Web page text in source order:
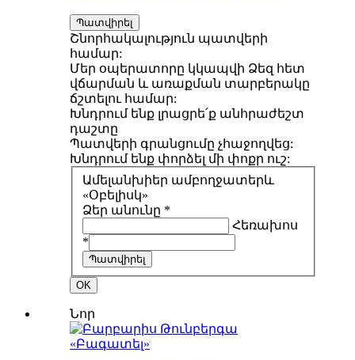
Պատվիրել
Շնորհակալություն պատվերի
համար:
Մեր օպերատորը կկապվի Ձեզ հետ
վճարման և առաքման տարբերակը
ճշտելու համար:
Խնդրում ենք լրացրե՛ք անհրաժեշտ
դաշտը
Պատվերի գրանցումը չհաջողվեց:
Խնդրում ենք փորձել մի փոքր ուշ:
Ամելանխիեր ամբողջատերև
«Օբելիսկ»
Ձեր անունը *
Հեռախոս
*
Պատվիրել
OK
Նոր